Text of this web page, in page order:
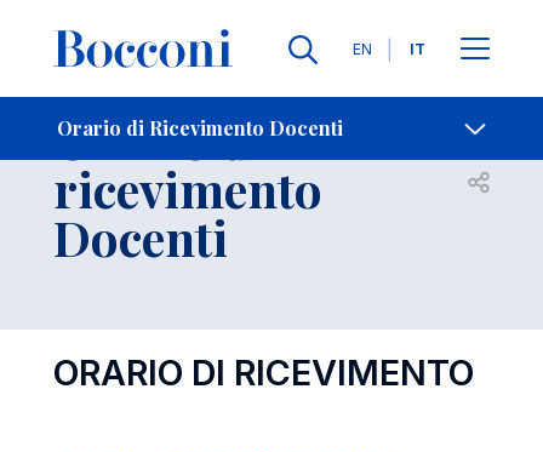
Lingue
EN IT
Orario di Ricevimento Docenti
-
Orario di
ricevimento
Docenti
Open
ORARIO DI RICEVIMENTO